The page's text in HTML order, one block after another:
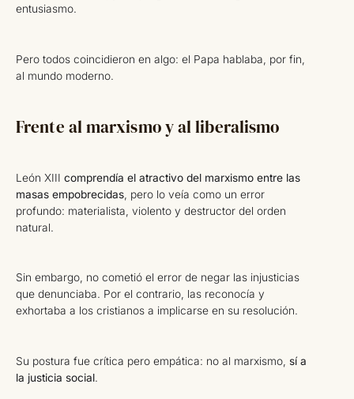
entusiasmo.
Pero todos coincidieron en algo: el Papa hablaba, por fin,
al mundo moderno.
Frente al marxismo y al liberalismo
León XIII comprendía el atractivo del marxismo entre las
masas empobrecidas , pero lo veía como un error
profundo: materialista, violento y destructor del orden
natural.
Sin embargo, no cometió el error de negar las injusticias
que denunciaba. Por el contrario, las reconocía y
exhortaba a los cristianos a implicarse en su resolución.
Su postura fue crítica pero empática: no al marxismo, sí a
la justicia social.